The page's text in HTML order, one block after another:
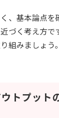
、基本論点を
づく考え方で
組みましょう。
トプット